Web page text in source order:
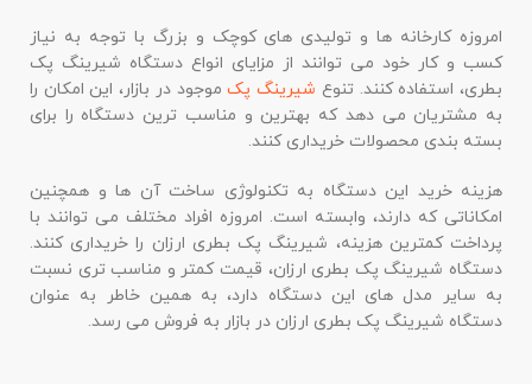
امروزه کارخانه ها و تولیدی های کوچک و بزرگ با توجه به نیاز
کسب و کار خود می توانند از مزایای انواع دستگاه شیرینگ پک
بطری، استفاده کنند. تنوع شیرینگ پکموجود در بازار، این امکان را
به مشتریان می دهد که بهترین و مناسب ترین دستگاه را برای
بسته بندی محصولات خریداری کنند.
هزینه خرید این دستگاه به تکنولوژی ساخت آن ها و همچنین
امکاناتی که دارند، وابسته است. امروزه افراد مختلف می توانند با
پرداخت کمترین هزینه، شیرینگ پک بطری ارزان را خریداری کنند.
دستگاه شیرینگ پک بطری ارزان، قیمت کمتر و مناسب تری نسبت
به سایر مدل های این دستگاه دارد، به همین خاطر به عنوان
دستگاه شیرینگ پک بطری ارزان در بازار به فروش می رسد.